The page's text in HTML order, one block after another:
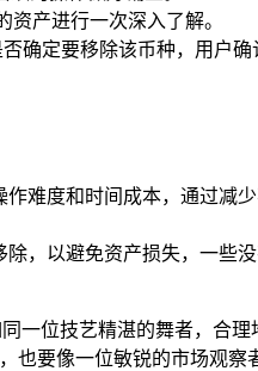
产进行一次深入了解。
确定要移除该币种，用户
难度和时间成本，通过减
，以避免资产损失，一些
一位技艺精湛的舞者，合
也要像一位敏锐的市场观察